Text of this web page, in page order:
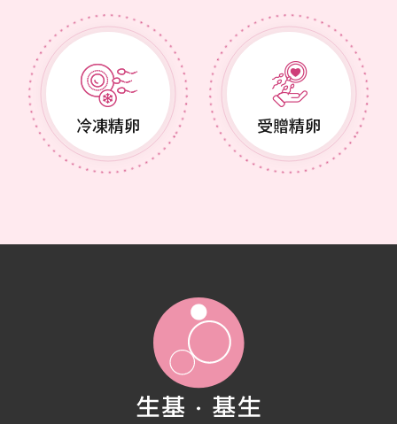
冷凍精卵 受贈精卵